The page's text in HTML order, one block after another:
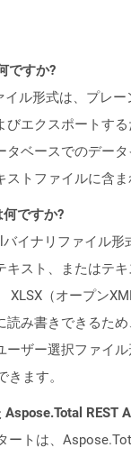
ですか?
イル形式は、プレ
びエクスポートす
タベースでのデー
ストファイルに含
ですか?
バイナリファイル
キスト、またはテ
XLSX（オープン
読み書きできるた
ーザー選択ファイ
ます。
REST
ートは、